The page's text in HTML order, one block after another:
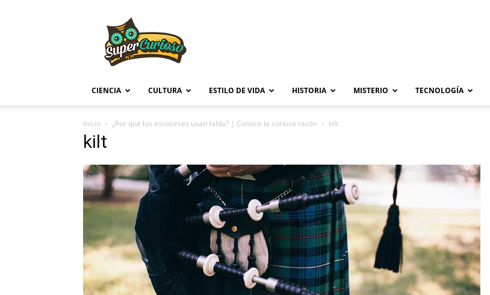
CIENCIA CULTURA ESTILO DE VIDA HISTORIA MISTERIO TECNOLOGÍA
Inicio ¿Por qué los escoceses usan falda? | Conoce la curiosa razón kilt
kilt